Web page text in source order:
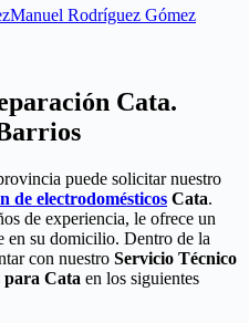
Manuel Rodríguez Gómez
Cata.
puede solicitar nuestro
de electrodomésticos Cata.
de experiencia, le ofrece un
en su domicilio. Dentro de la
con nuestro Servicio Técnico
para Cata en los siguientes